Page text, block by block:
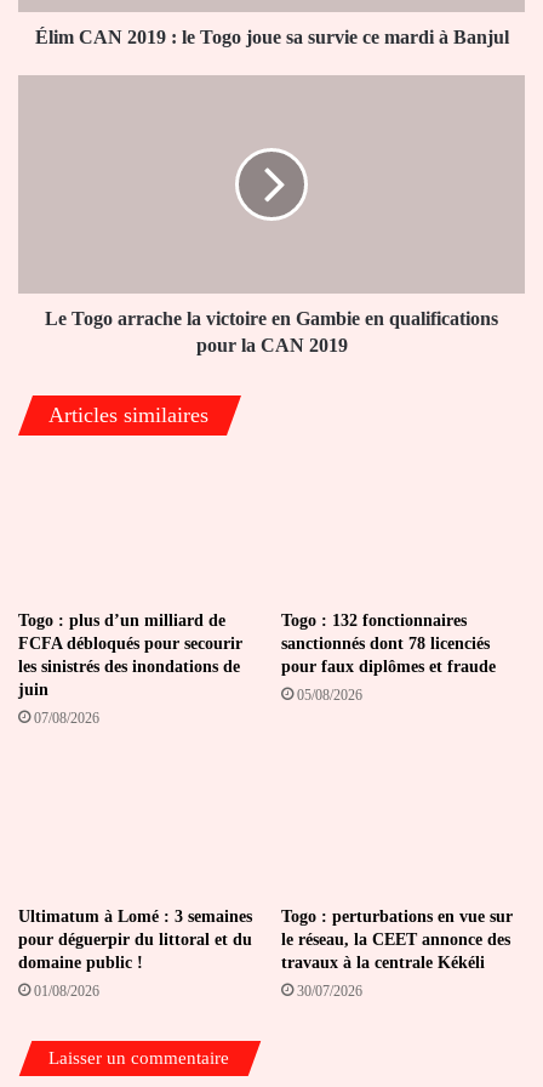
survie
Élim CAN 2019 : le Togo joue sa survie ce mardi à Banjul
qualifications
pour
2019
Le Togo arrache la victoire en Gambie en qualifications
pour la CAN 2019
Articles similaires
Togo : plus d’un milliard de
FCFA débloqués pour secourir
les sinistrés des inondations de
juin
07/08/2026
Togo : 132 fonctionnaires
sanctionnés dont 78 licenciés
pour faux diplômes et fraude
05/08/2026
Ultimatum à Lomé : 3 semaines
pour déguerpir du littoral et du
domaine public !
01/08/2026
Togo : perturbations en vue sur
le réseau, la CEET annonce des
travaux à la centrale Kékéli
30/07/2026
Laisser un commentaire